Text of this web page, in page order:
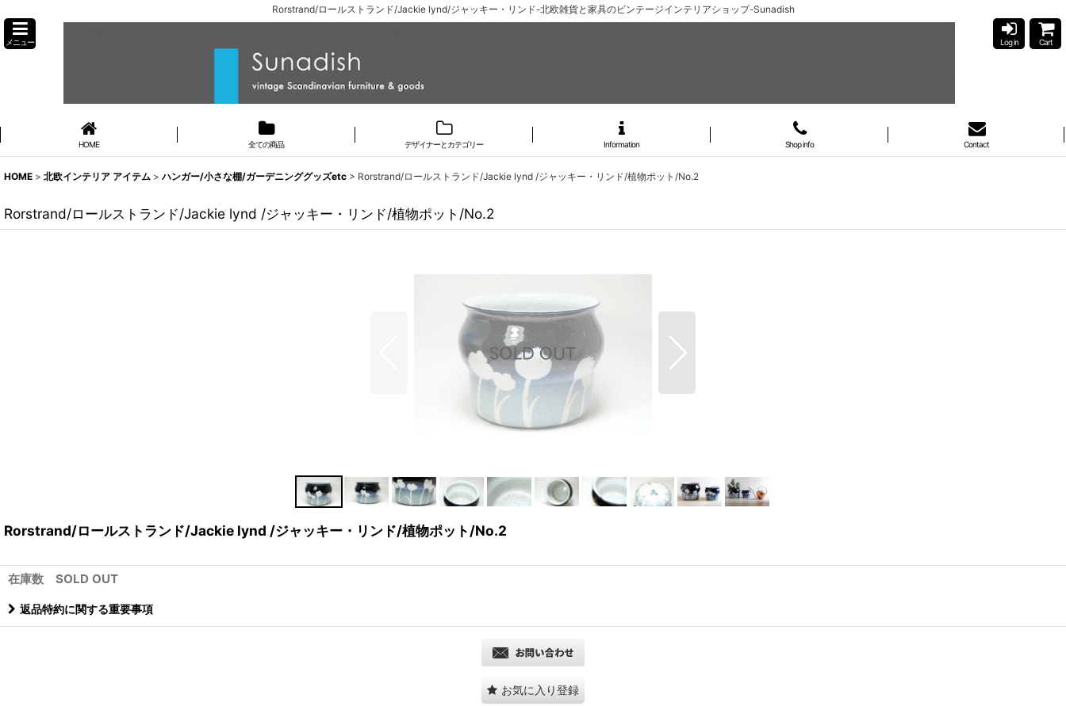
Rorstrand/ロールストランド/Jackie lynd/ジャッキー・リンド-北欧雑貨と家具のビンテージインテリアショップ-Sunadish
メニュー Log in Cart
HOME 全ての商品 デザイナーとカテゴリー Information Shop info Contact
HOME > 北欧インテリア アイテム > ハンガー/小さな棚/ガーデニンググッズetc > Rorstrand/ロールストランド/Jackie lynd /ジャッキー・リンド/植物ポット/No.2
Rorstrand/ロールストランド/Jackie lynd /ジャッキー・リンド/植物ポット/No.2
Rorstrand/ロールストランド/Jackie lynd /ジャッキー・リンド/植物ポット/No.2
在庫数 SOLD OUT
返品特約に関する重要事項
お気に入り登録